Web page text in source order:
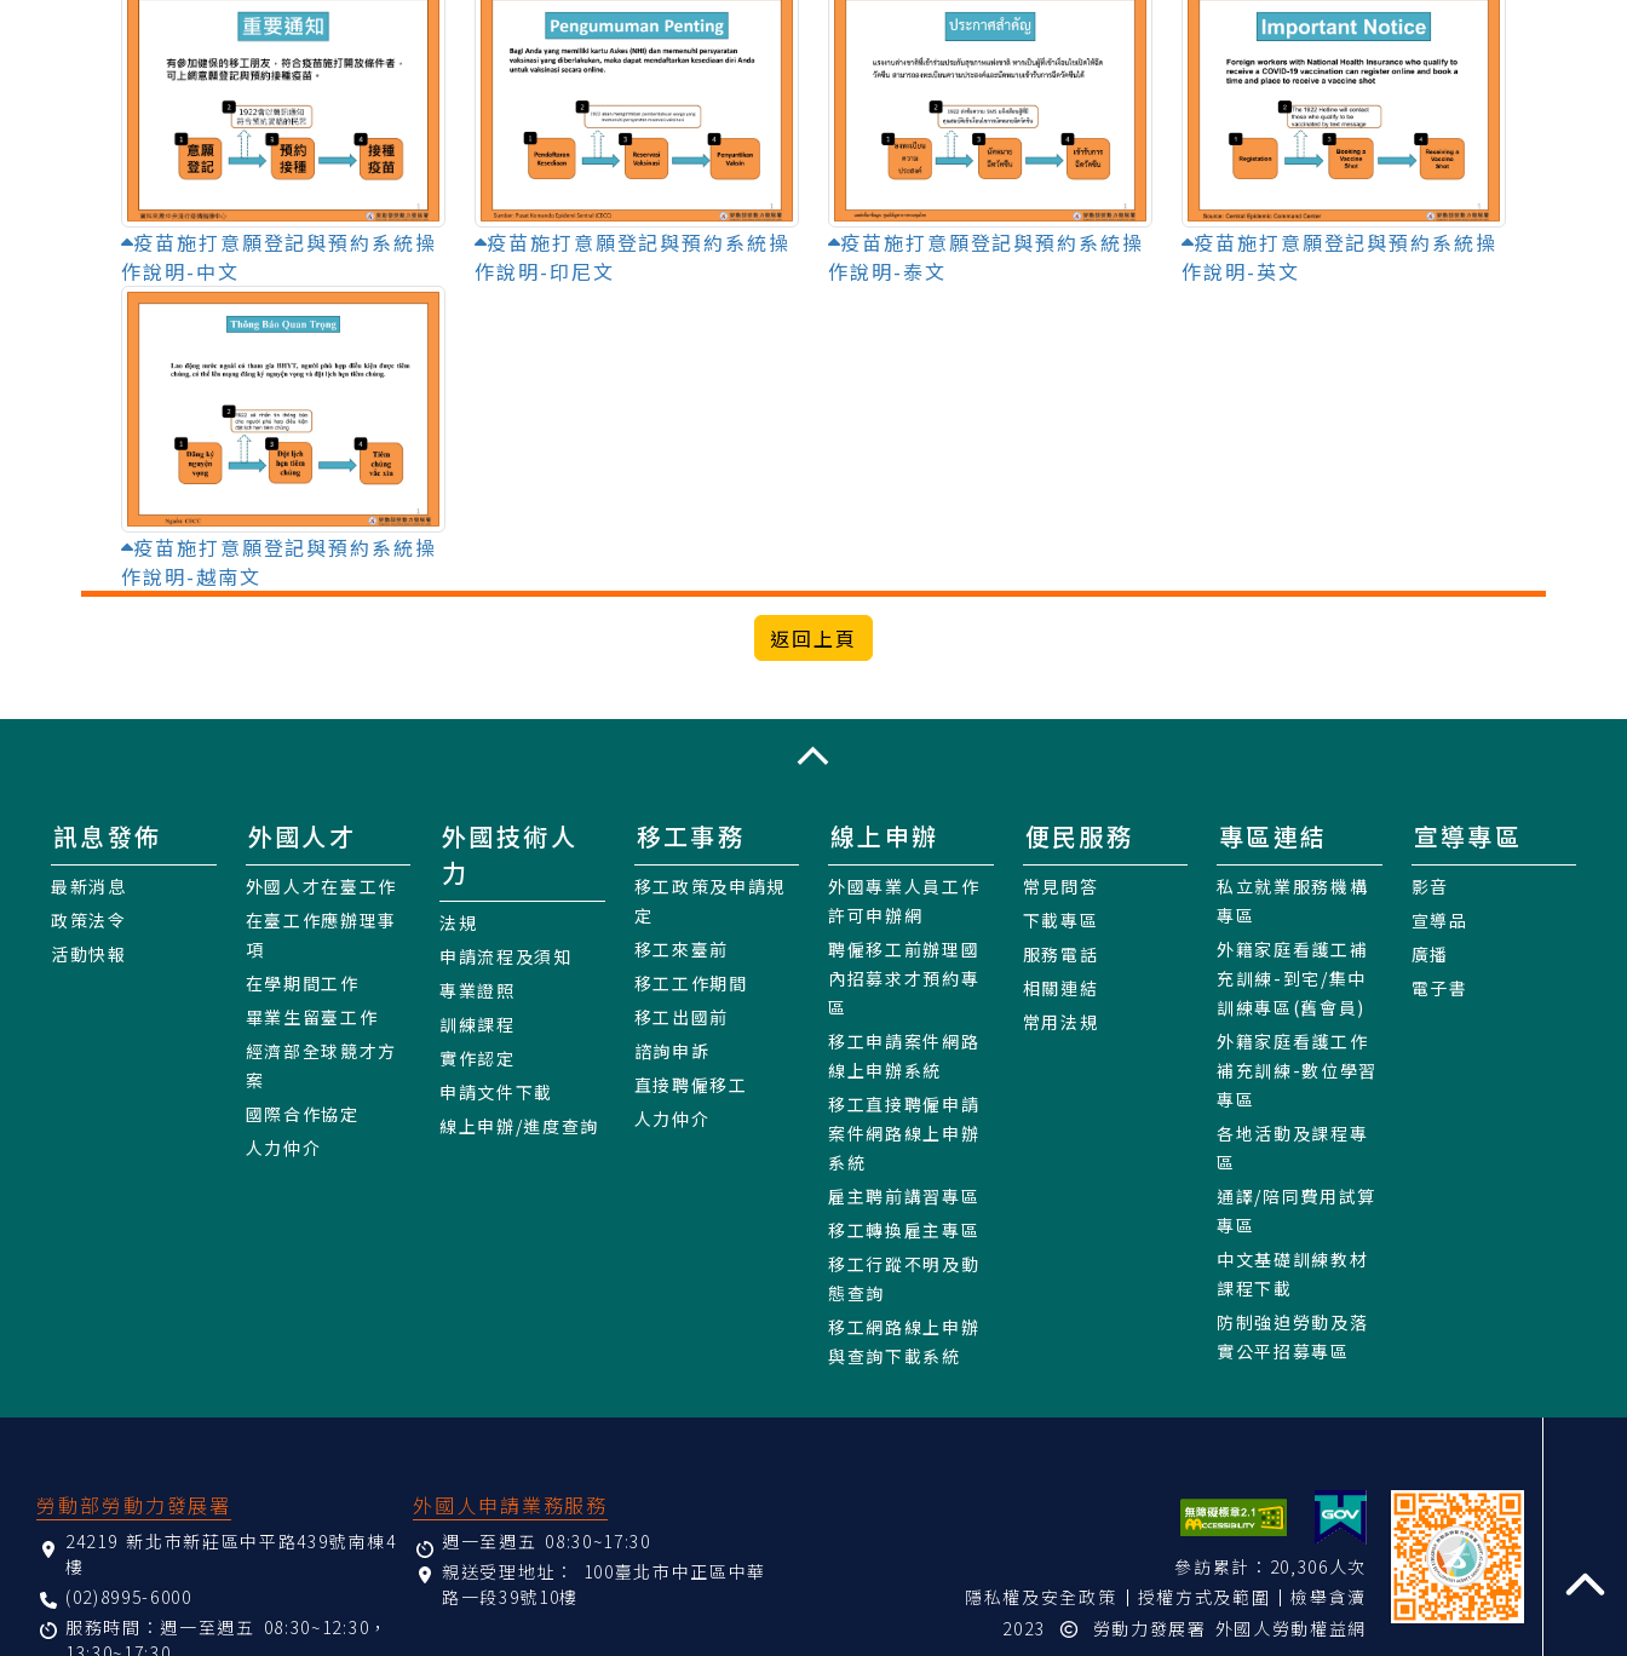
疫苗施打意願登記與預約系統操
作說明-中文
疫苗施打意願登記與預約系統操
作說明-印尼文
疫苗施打意願登記與預約系統操
作說明-泰文
疫苗施打意願登記與預約系統操
作說明-英文
疫苗施打意願登記與預約系統操
作說明-越南文
訊息發佈
最新消息
政策法令
活動快報
外國人才
外國人才在臺工作
在臺工作應辦理事
項
在學期間工作
畢業生留臺工作
經濟部全球競才方
案
國際合作協定
人力仲介
外國技術人
力
法規
申請流程及須知
專業證照
訓練課程
實作認定
申請文件下載
線上申辦/進度查詢
移工事務
移工政策及申請規
定
移工來臺前
移工工作期間
移工出國前
諮詢申訴
直接聘僱移工
人力仲介
線上申辦
外國專業人員工作
許可申辦網
聘僱移工前辦理國
內招募求才預約專
區
移工申請案件網路
線上申辦系統
移工直接聘僱申請
案件網路線上申辦
系統
雇主聘前講習專區
移工轉換雇主專區
移工行蹤不明及動
態查詢
移工網路線上申辦
與查詢下載系統
便民服務
常見問答
下載專區
服務電話
相關連結
常用法規
專區連結
私立就業服務機構
專區
外籍家庭看護工補
充訓練-到宅/集中
訓練專區(舊會員)
外籍家庭看護工作
補充訓練-數位學習
專區
各地活動及課程專
區
通譯/陪同費用試算
專區
中文基礎訓練教材
課程下載
防制強迫勞動及落
實公平招募專區
宣導專區
影音
宣導品
廣播
電子書
勞動部勞動力發展署
24219 新北市新莊區中平路439號南棟4
樓
(02)8995-6000
服務時間：週一至週五 08:30~12:30，
外國人申請業務服務
週一至週五 08:30~17:30
親送受理地址：
100臺北市中正區中華
路一段39號10樓
參訪累計：20,306人次
隱私權及安全政策
授權方式及範圍
檢舉貪瀆
2023
勞動力發展署 外國人勞動權益網